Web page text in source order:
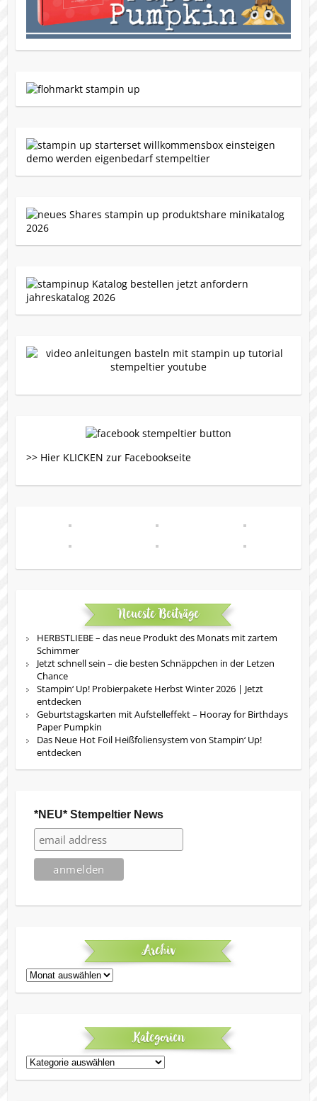
>> Hier KLICKEN zur Facebookseite
Neueste Beiträge
HERBSTLIEBE – das neue Produkt des Monats mit zartem
Schimmer
Jetzt schnell sein – die besten Schnäppchen in der Letzen
Chance
Stampin‘ Up! Probierpakete Herbst Winter 2026 | Jetzt
entdecken
Geburtstagskarten mit Aufstelleffekt – Hooray for Birthdays
Paper Pumpkin
Das Neue Hot Foil Heißfoliensystem von Stampin‘ Up!
entdecken
*NEU* Stempeltier News
Archiv
Archiv
Kategorien
Kategorien